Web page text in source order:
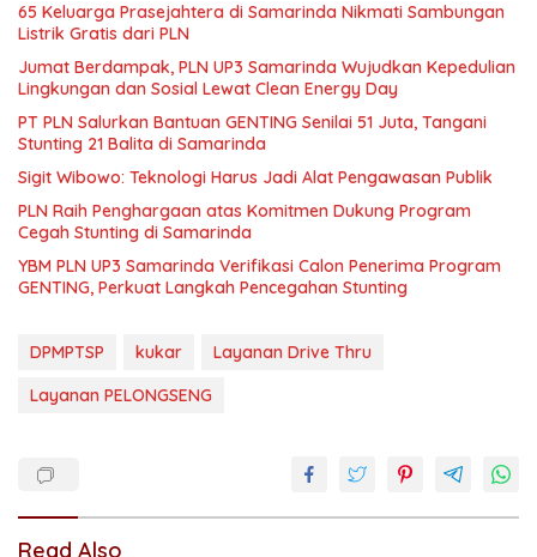
65 Keluarga Prasejahtera di Samarinda Nikmati Sambungan
Listrik Gratis dari PLN
Jumat Berdampak, PLN UP3 Samarinda Wujudkan Kepedulian
Lingkungan dan Sosial Lewat Clean Energy Day
PT PLN Salurkan Bantuan GENTING Senilai 51 Juta, Tangani
Stunting 21 Balita di Samarinda
Sigit Wibowo: Teknologi Harus Jadi Alat Pengawasan Publik
PLN Raih Penghargaan atas Komitmen Dukung Program
Cegah Stunting di Samarinda
YBM PLN UP3 Samarinda Verifikasi Calon Penerima Program
GENTING, Perkuat Langkah Pencegahan Stunting
DPMPTSP kukar
Layanan Drive Thru
Layanan PELONGSENG
Read Also